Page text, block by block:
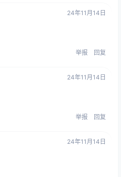
24年11月14日
举报 回复
24年11月14日
举报 回复
24年11月14日